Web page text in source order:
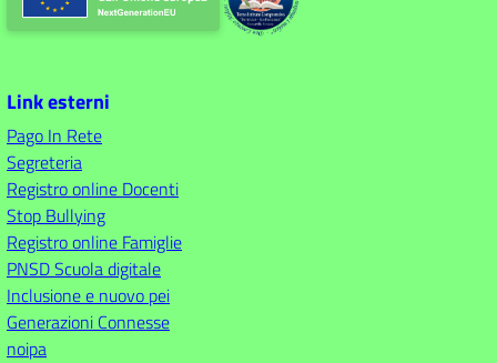
Link esterni
Pago In Rete
Segreteria
Registro online Docenti
Stop Bullying
Registro online Famiglie
PNSD Scuola digitale
Inclusione e nuovo pei
Generazioni Connesse
noipa